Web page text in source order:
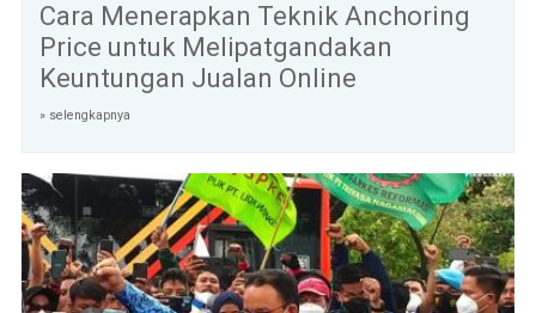
Cara Menerapkan Teknik Anchoring
Price untuk Melipatgandakan
Keuntungan Jualan Online
» selengkapnya